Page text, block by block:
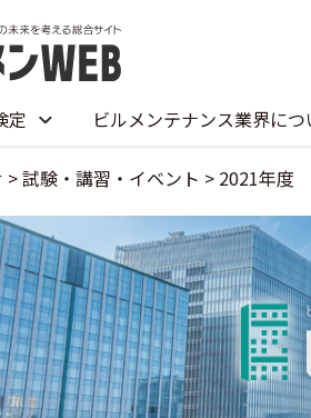
定 ビルメンテナンス業界につ
>試験・講習・イベント > 2021年度